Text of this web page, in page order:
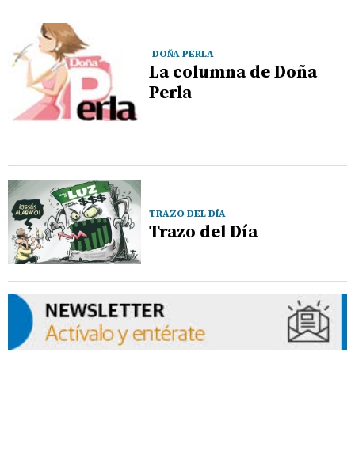
DOÑA PERLA
La columna de Doña
Perla
TRAZO DEL DÍA
Trazo del Día